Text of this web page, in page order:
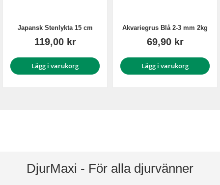
Japansk Stenlykta 15 cm
119,00 kr
Lägg i varukorg
Akvariegrus Blå 2-3 mm 2kg
69,90 kr
Lägg i varukorg
DjurMaxi - För alla djurvänner